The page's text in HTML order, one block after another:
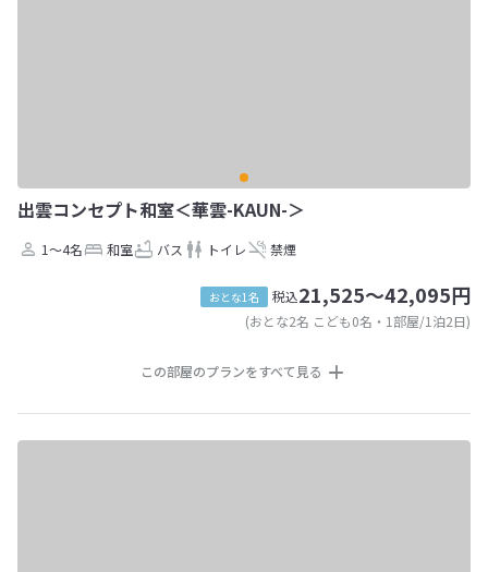
出雲コンセプト和室＜華雲-KAUN-＞
1～4名 和室 バス トイレ 禁煙
おとな1名 税込21,525～42,095円
(おとな2名 こども0名・1部屋/1泊2日)
この部屋のプランをすべて見る